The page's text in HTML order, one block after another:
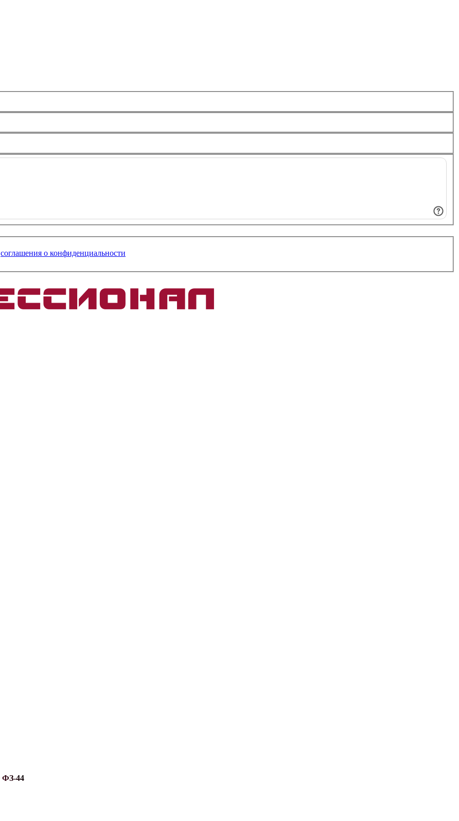
соглашения о конфиденциальности